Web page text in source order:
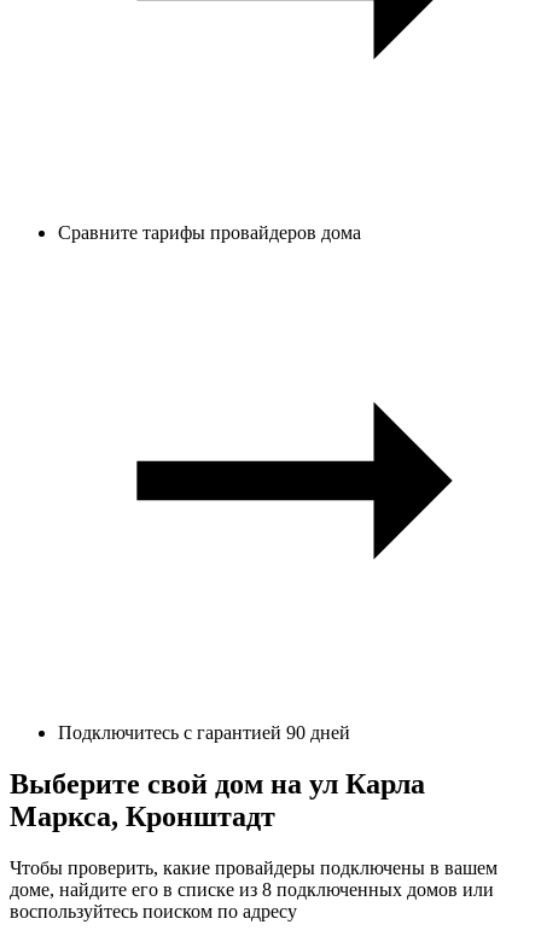
Сравните тарифы провайдеров дома
Подключитесь с гарантией 90 дней
Выберите свой дом на ул Карла
Маркса, Кронштадт
Чтобы проверить, какие провайдеры подключены в вашем
доме, найдите его в списке из 8 подключенных домов или
воспользуйтесь поиском по адресу